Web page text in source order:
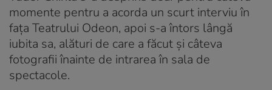
momente pentru a acorda un scurt interviu în
fața Teatrului Odeon, apoi s-a întors lângă
iubita sa, alături de care a făcut și câteva
fotografii înainte de intrarea în sala de
spectacole.